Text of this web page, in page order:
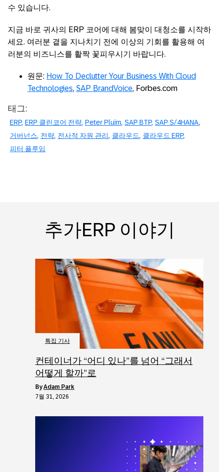
수 있습니다.
지금 바로 귀사의 ERP 코어에 대해 봄맞이 대청소를 시작하
세요. 여러분 곁을 지나치기 전에 이상의 기회를 활용해 여
러분의 비즈니스를 활짝 꽃피우시기 바랍니다.
원문: How To Declutter Your Business With Cloud
Technologies, SAP BrandVoice, Forbes.com
태그:
ERP ERP 클린코어 전략 Peter Pluim SAP BTP SAP S/4HANA
거버넌스 전략 전사적 자원 관리 클라우드
클라우드 ERP
피터 플루임
추가ERP 이야기
특집 기사
컨테이너가 “어디 있나”를 넘어 “그래서
어떻게 할까”로
byAdam Park
7월 31, 2026